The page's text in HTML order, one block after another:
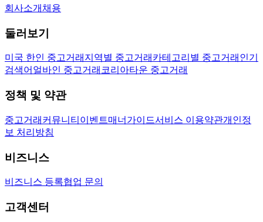
회사소개 채용
둘러보기
미국 한인 중고거래 지역별 중고거래 카테고리별 중고거래 인기
검색어 얼바인 중고거래 코리아타운 중고거래
정책 및 약관
중고거래 커뮤니티 이벤트매너가이드서비스 이용약관개인정
보 처리방침
비즈니스
비즈니스 등록협업 문의
고객센터